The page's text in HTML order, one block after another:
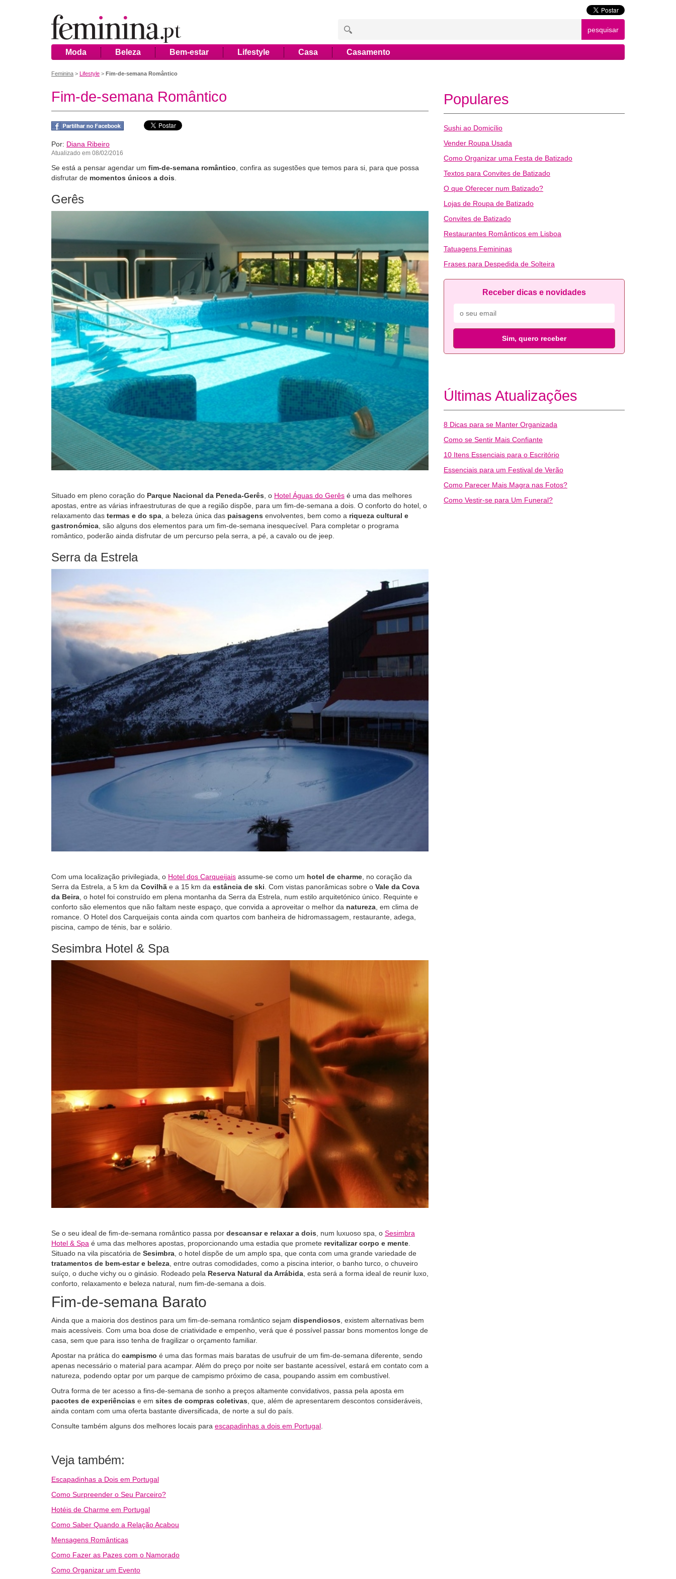
pesquisar
Moda Beleza Bem-estar Lifestyle Casa Casamento
Feminina > Lifestyle > Fim-de-semana Romântico
Fim-de-semana Romântico
Por: Diana Ribeiro
Atualizado em 08/02/2016
Se está a pensar agendar um fim-de-semana romântico , confira as sugestões que temos para si, para que possa
disfrutar de momentos únicos a dois
Gerês
Situado em pleno coração do Parque Nacional da Peneda-Gerês , o Hotel Águas do Gerês é uma das melhores
apostas, entre as várias infraestruturas de que a região dispõe, para um fim-de-semana a dois. O conforto do hotel, o
relaxamento das termas e do spa , a beleza única das paisagens envolventes, bem como a riqueza cultural e
gastronómica , são alguns dos elementos para um fim-de-semana inesquecível. Para completar o programa
romântico, poderão ainda disfrutar de um percurso pela serra, a pé, a cavalo ou de jeep.
Serra da Estrela
Com uma localização privilegiada, o Hotel dos Carqueijais assume-se como um hotel de charme , no coração da
Serra da Estrela, a 5 km da Covilhã e a 15 km da estância de ski . Com vistas panorâmicas sobre o Vale da Cova
da Beira , o hotel foi construído em plena montanha da Serra da Estrela, num estilo arquitetónico único. Requinte e
conforto são elementos que não faltam neste espaço, que convida a aproveitar o melhor da natureza , em clima de
romance. O Hotel dos Carqueijais conta ainda com quartos com banheira de hidromassagem, restaurante, adega,
piscina, campo de ténis, bar e solário.
Sesimbra Hotel & Spa
Se o seu ideal de fim-de-semana romântico passa por descansar e relaxar a dois , num luxuoso spa, o Sesimbra
Hotel & Spa é uma das melhores apostas, proporcionando uma estadia que promete revitalizar corpo e mente
Situado na vila piscatória de Sesimbra , o hotel dispõe de um amplo spa, que conta com uma grande variedade de
tratamentos de bem-estar e beleza , entre outras comodidades, como a piscina interior, o banho turco, o chuveiro
suíço, o duche vichy ou o ginásio. Rodeado pela Reserva Natural da Arrábida , esta será a forma ideal de reunir luxo,
conforto, relaxamento e beleza natural, num fim-de-semana a dois.
Fim-de-semana Barato
Ainda que a maioria dos destinos para um fim-de-semana romântico sejam dispendiosos , existem alternativas bem
mais acessíveis. Com uma boa dose de criatividade e empenho, verá que é possível passar bons momentos longe de
casa, sem que para isso tenha de fragilizar o orçamento familiar.
Apostar na prática do campismo é uma das formas mais baratas de usufruir de um fim-de-semana diferente, sendo
apenas necessário o material para acampar. Além do preço por noite ser bastante acessível, estará em contato com a
natureza, podendo optar por um parque de campismo próximo de casa, poupando assim em combustível.
Outra forma de ter acesso a fins-de-semana de sonho a preços altamente convidativos, passa pela aposta em
pacotes de experiências e em sites de compras coletivas , que, além de apresentarem descontos consideráveis,
ainda contam com uma oferta bastante diversificada, de norte a sul do país.
Consulte também alguns dos melhores locais para escapadinhas a dois em Portugal
Veja também:
Escapadinhas a Dois em Portugal
Como Surpreender o Seu Parceiro?
Hotéis de Charme em Portugal
Como Saber Quando a Relação Acabou
Mensagens Românticas
Como Fazer as Pazes com o Namorado
Como Organizar um Evento
Populares
Sushi ao Domicílio
Vender Roupa Usada
Como Organizar uma Festa de Batizado
Textos para Convites de Batizado
O que Oferecer num Batizado?
Lojas de Roupa de Batizado
Convites de Batizado
Restaurantes Românticos em Lisboa
Tatuagens Femininas
Frases para Despedida de Solteira
Receber dicas e novidades
Sim, quero receber
Últimas Atualizações
8 Dicas para se Manter Organizada
Como se Sentir Mais Confiante
10 Itens Essenciais para o Escritório
Essenciais para um Festival de Verão
Como Parecer Mais Magra nas Fotos?
Como Vestir-se para Um Funeral?